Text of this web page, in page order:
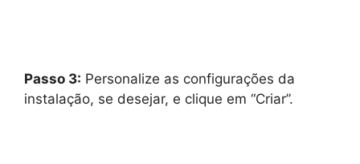
Passo 3: Personalize as configurações da
instalação, se desejar, e clique em “Criar”.